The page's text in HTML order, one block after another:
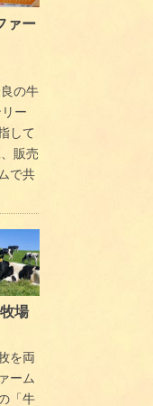
ァー
の牛
ー
して
販売
で共
場
を両
ーム
「牛